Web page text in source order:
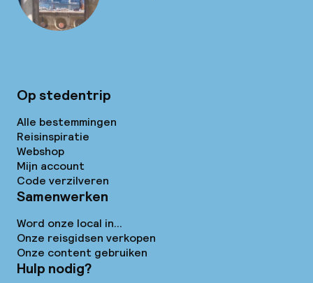
Op stedentrip
Alle bestemmingen
Reisinspiratie
Webshop
Mijn account
Code verzilveren
Samenwerken
Word onze local in...
Onze reisgidsen verkopen
Onze content gebruiken
Hulp nodig?